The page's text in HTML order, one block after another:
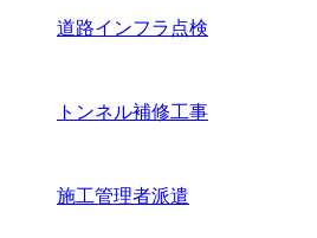
道路インフラ点検
トンネル補修工事
施工管理者派遣